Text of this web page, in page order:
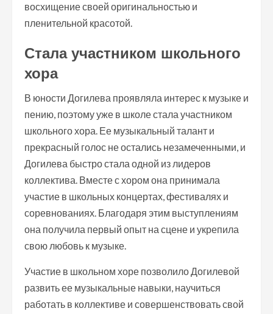
восхищение своей оригинальностью и
пленительной красотой.
Стала участником школьного
хора
В юности Догилева проявляла интерес к музыке и
пению, поэтому уже в школе стала участником
школьного хора. Ее музыкальный талант и
прекрасный голос не остались незамеченными, и
Догилева быстро стала одной из лидеров
коллектива. Вместе с хором она принимала
участие в школьных концертах, фестивалях и
соревнованиях. Благодаря этим выступлениям
она получила первый опыт на сцене и укрепила
свою любовь к музыке.
Участие в школьном хоре позволило Догилевой
развить ее музыкальные навыки, научиться
работать в коллективе и совершенствовать свой